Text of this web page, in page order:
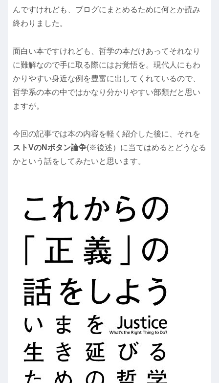
んですけれども、ブログにまとめるために何とか読み
終わりました。
面白い本ですけれども、哲学の本だけあってそれなり
に難解なので手に取る際にはお覚悟を。現代人にもわ
かりやすい身近な例を豊富に出してくれているので、
哲学系の本の中ではかなり分かりやすい部類だと思い
ますが。
今回の記事では本の内容を軽く紹介した後に、それを
ストVのNボタン論争(※後述）に当てはめるとどうなる
かという話をしてみたいと思います。